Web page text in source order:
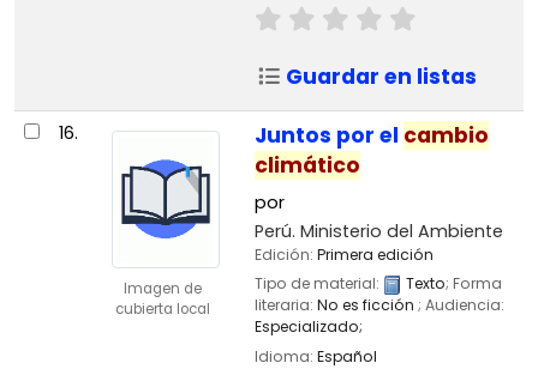
Guardar en listas
16.
Imagen de
cubierta local
Juntos por el cambio
climático
por
Perú. Ministerio del Ambiente
Edición: Primera edición
Tipo de material:
Texto; Forma
literaria: No es ficción ; Audiencia:
Especializado;
Idioma: Español